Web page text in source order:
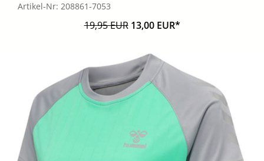
Artikel-Nr: 208861-7053
19,95 EUR13,00 EUR*